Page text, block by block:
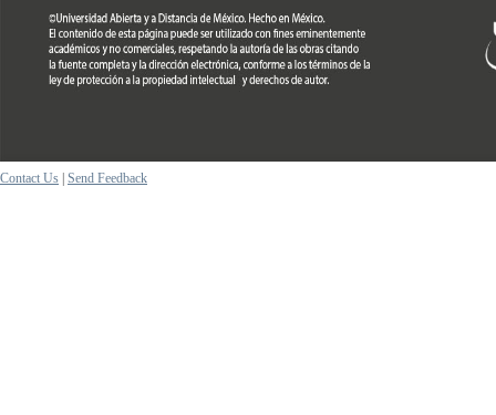
Contact Us Send Feedback